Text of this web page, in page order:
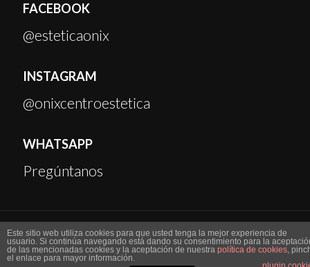
FACEBOOK
@esteticaonix
INSTAGRAM
@onixcentroestetica
WHATSAPP
Pregúntanos
© 2023 Centro de Estética Onix. All Rights Reserved.
Este sitio web utiliza cookies para que usted tenga la mejor experiencia de
usuario. Si continúa navegando está dando su consentimiento para la
de las mencionadas cookies y la aceptación de nuestra política de cookies,
el enlace para mayor información.